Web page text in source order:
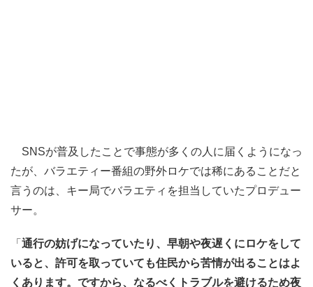
SNSが普及したことで事態が多くの人に届くようになっ
たが、バラエティー番組の野外ロケでは稀にあることだと
言うのは、キー局でバラエティを担当していたプロデュー
サー。
「 通行の妨げになっていたり、早朝や夜遅くにロケをして
いると、許可を取っていても住民から苦情が出ることはよ
くあります。ですから、なるべくトラブルを避けるため夜